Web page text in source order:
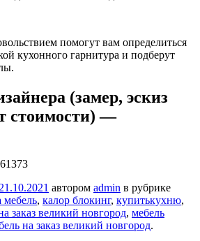
помогут вам определиться
кухонного гарнитура и подберут
(замер, эскиз
стоимости) —
автором admin в рубрике
мебель, калор блокинг, купитькухню,
заказ великий новгород, мебель
на заказ великий новгород.